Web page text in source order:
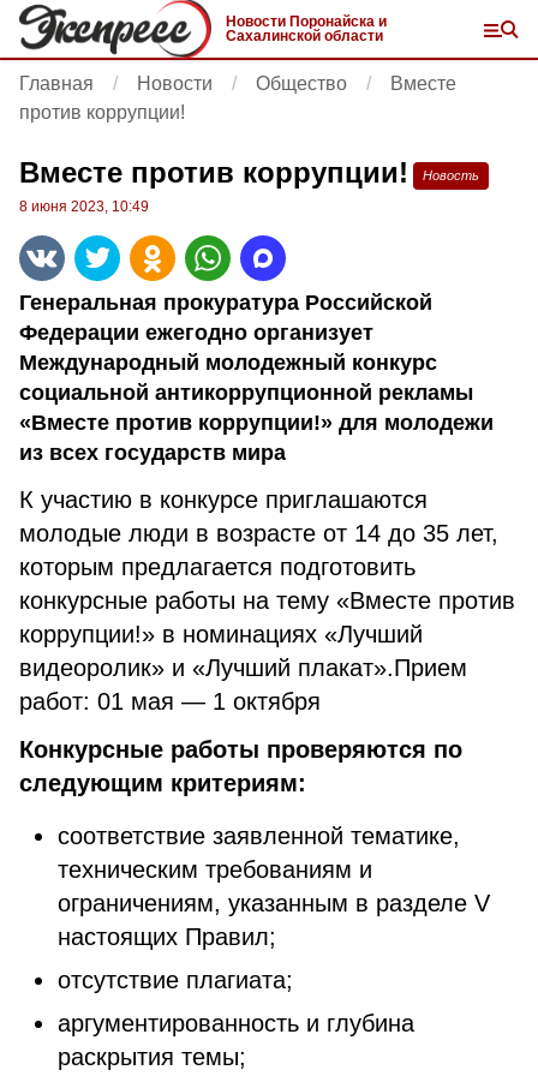
Новости Поронайска и
Сахалинской области
Главная Новости Общество
Вместе
против коррупции!
Вместе против коррупции! Новость
8 июня 2023, 10:49
Генеральная прокуратура Российской
Федерации ежегодно организует
Международный молодежный конкурс
социальной антикоррупционной рекламы
«Вместе против коррупции!» для молодежи
из всех государств мира
К участию в конкурсе приглашаются
молодые люди в возрасте от 14 до 35 лет,
которым предлагается подготовить
конкурсные работы на тему «Вместе против
коррупции!» в номинациях «Лучший
видеоролик» и «Лучший плакат».Прием
работ: 01 мая — 1 октября
Конкурсные работы проверяются по
следующим критериям:
соответствие заявленной тематике,
техническим требованиям и
ограничениям, указанным в разделе V
настоящих Правил;
отсутствие плагиата;
аргументированность и глубина
раскрытия темы;